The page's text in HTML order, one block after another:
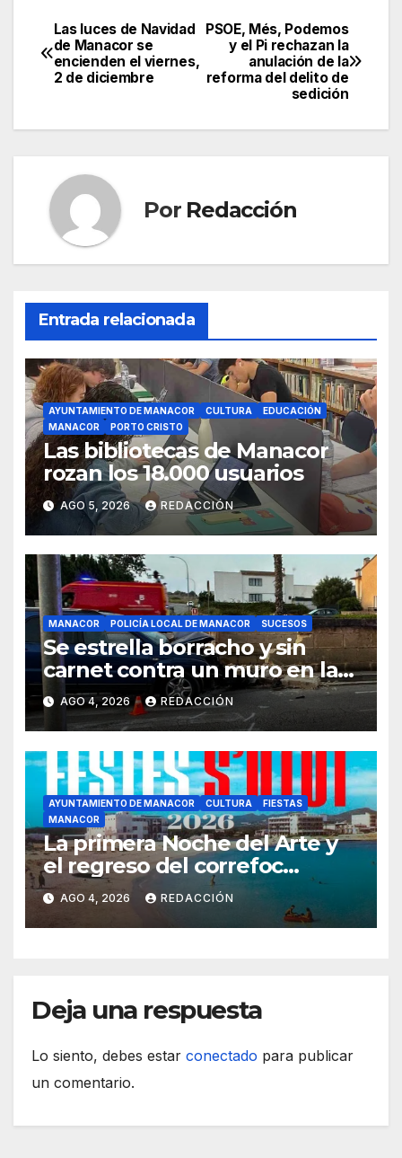
c
e
b
o
k
itt
er
ail at
s
p
e
gr
a
m
m
p
ar
tir
Navegación
de
PSOE, Més, Podemos
y el Pi rechazan la
anulación de la
reforma del delito de
sedición
Las luces de Navidad
de Manacor se
encienden el viernes,
2 de diciembre
Por Redacción
Entrada relacionada
AYUNTAMIENTO DE MANACOR CULTURA
EDUCACIÓN
MANACOR
PORTO CRISTO
Las bibliotecas de Manacor
rozan los 18.000 usuarios
AGO 5, 2026 REDACCIÓN
MANACOR POLICÍA LOCAL DE MANACOR SUCESOS
Se estrella borracho y sin
carnet contra un muro en la
ronda del Port de Manacor y
lo destroza
AGO 4, 2026 REDACCIÓN
AYUNTAMIENTO DE MANACOR CULTURA
FIESTAS
MANACOR
La primera Noche del Arte y
el regreso del correfoc
marcan las Fiestas de Verano
de S’Illot 2026
AGO 4, 2026 REDACCIÓN
Deja una respuesta
Lo siento, debes estar conectado para publicar
un comentario.